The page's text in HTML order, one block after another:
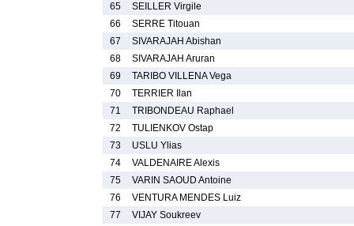
65
SEILLER Virgile
66
SERRE Titouan
67
SIVARAJAH Abishan
68
SIVARAJAH Aruran
69
TARIBO VILLENA Vega
70
TERRIER Ilan
71
TRIBONDEAU Raphael
72
TULIENKOV Ostap
73
USLU Ylias
74
VALDENAIRE Alexis
75
VARIN SAOUD Antoine
76
VENTURA MENDES Luiz
77
VIJAY Soukreev